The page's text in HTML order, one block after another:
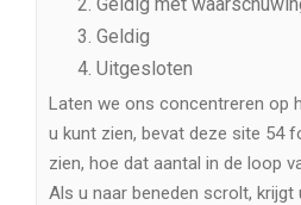
Geldig
Uitgesloten
Laten we ons concentreren op
u kunt zien, bevat deze site 54
zien, hoe dat aantal in de loop
Als u naar beneden scrolt, krijgt